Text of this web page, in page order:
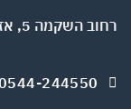
5, אזור 5800183
0544-244550